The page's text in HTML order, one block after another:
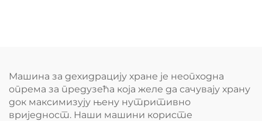
Машина за дехидрацију хране је неопходна
опрема за предузећа која желе да сачувају храну
док максимизују њену нутритивно
вриједност. Наши машини користе